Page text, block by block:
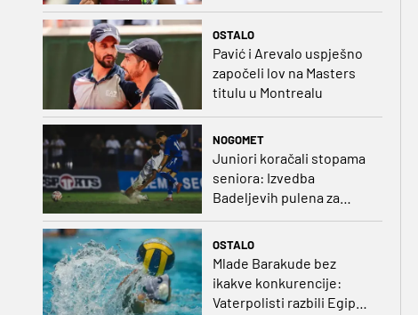
OSTALO
Pavić i Arevalo uspješno
započeli lov na Masters
titulu u Montrealu
NOGOMET
Juniori koračali stopama
seniora: Izvedba
Badeljevih pulena za
čistu peticu protiv
OSTALO
Mlade Barakude bez
ikakve konkurencije:
Vaterpolisti razbili Egipat